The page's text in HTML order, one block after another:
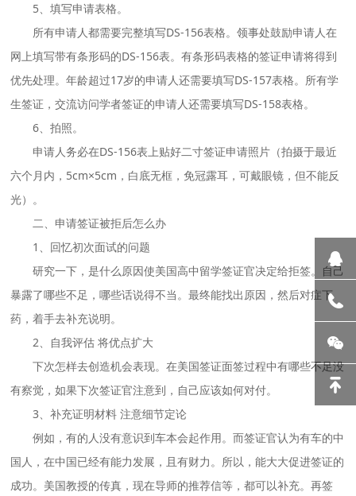
5、填写申请表格。
所有申请人都需要完整填写DS-156表格。领事处鼓励申请人在
网上填写带有条形码的DS-156表。有条形码表格的签证申请将得到
优先处理。年龄超过17岁的申请人还需要填写DS-157表格。所有学
生签证，交流访问学者签证的申请人还需要填写DS-158表格。
6、拍照。
申请人务必在DS-156表上贴好二寸签证申请照片（拍摄于最近
六个月内，5cm×5cm，白底无框，免冠露耳，可戴眼镜，但不能反
光）。
二、申请签证被拒后怎么办
1、回忆初次面试的问题
研究一下，是什么原因使美国高中留学签证官决定给拒签。自己
暴露了哪些不足，哪些话说得不当。最终能找出原因，然后对症下
药，着手去补充说明。
2、自我评估 将优点扩大
下次怎样去创造机会表现。在美国签证面签过程中有哪些不足没
有察觉，如果下次签证官注意到，自己应该如何对付。
3、补充证明材料 注意细节定论
例如，有的人没有意识到车本会起作用。而签证官认为有车的中
国人，在中国已经有能力发展，且有财力。所以，能大大促进签证的
成功。美国教授的传真，现在导师的推荐信等，都可以补充。再签